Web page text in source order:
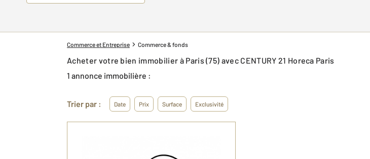
Commerce et Entreprise Commerce & fonds
Acheter votre bien immobilier à Paris (75) avec CENTURY 21 Horeca Paris
1 annonce immobilière :
Trier par : Date Prix Surface Exclusivité